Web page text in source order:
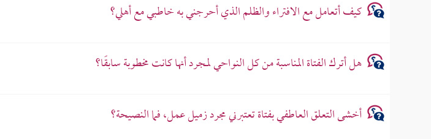
كيف أتعامل مع الافتراء والظلم الذي أحرجني به خاطبي مع أهلي؟
هل أترك الفتاة المناسبة من كل النواحي لمجرد أنها كانت مخطوبة سابقًا؟
أخشى التعلق العاطفي بفتاة تعتبرني مجرد زميل عمل، فما النصيحة؟